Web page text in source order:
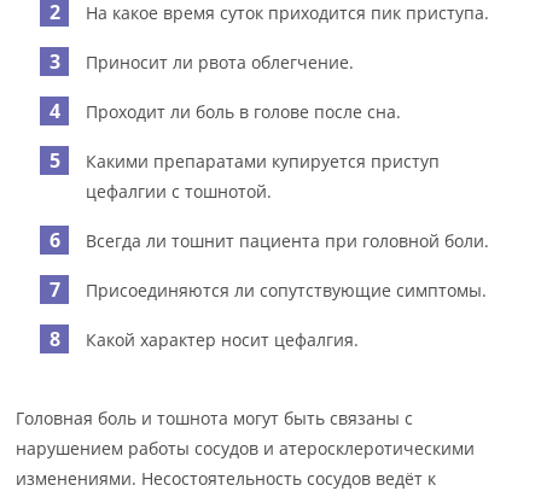
На какое время суток приходится пик приступа.
Приносит ли рвота облегчение.
Проходит ли боль в голове после сна.
Какими препаратами купируется приступ
цефалгии с тошнотой.
Всегда ли тошнит пациента при головной боли.
Присоединяются ли сопутствующие симптомы.
Какой характер носит цефалгия.
Головная боль и тошнота могут быть связаны с
нарушением работы сосудов и атеросклеротическими
изменениями. Несостоятельность сосудов ведёт к